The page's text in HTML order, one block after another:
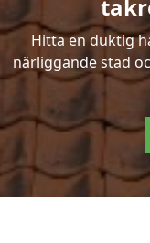
Hitta en duktig
närliggande stad